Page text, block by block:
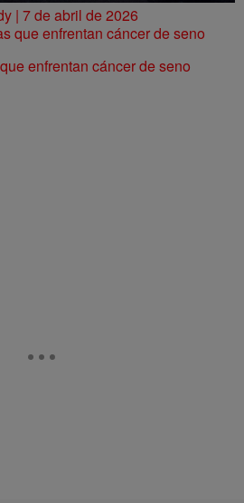
| 7 de abril de 2026
enfrentan cáncer de seno